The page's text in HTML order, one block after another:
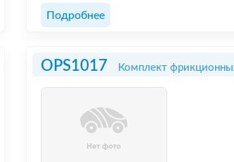
Подробнее
OPS1017 Комплект